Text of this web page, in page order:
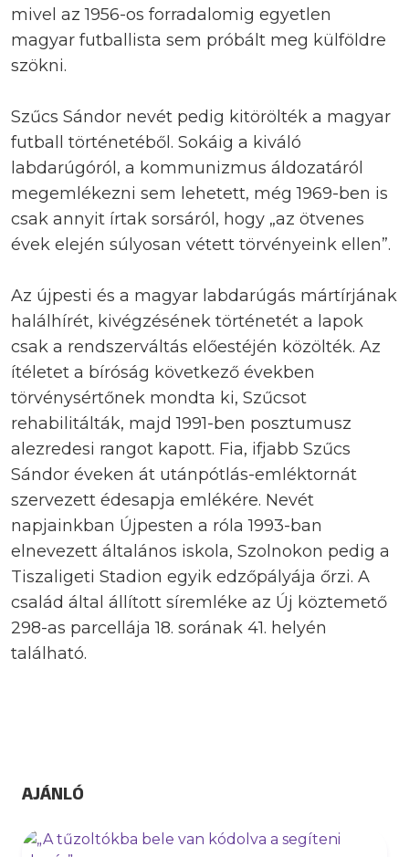
mivel az 1956-os forradalomig egyetlen
magyar futballista sem próbált meg külföldre
szökni.
Szűcs Sándor nevét pedig kitörölték a magyar
futball történetéből. Sokáig a kiváló
labdarúgóról, a kommunizmus áldozatáról
megemlékezni sem lehetett, még 1969-ben is
csak annyit írtak sorsáról, hogy „az ötvenes
évek elején súlyosan vétett törvényeink ellen”.
Az újpesti és a magyar labdarúgás mártírjának
halálhírét, kivégzésének történetét a lapok
csak a rendszerváltás előestéjén közölték. Az
ítéletet a bíróság következő években
törvénysértőnek mondta ki, Szűcsot
rehabilitálták, majd 1991-ben posztumusz
alezredesi rangot kapott. Fia, ifjabb Szűcs
Sándor éveken át utánpótlás-emléktornát
szervezett édesapja emlékére. Nevét
napjainkban Újpesten a róla 1993-ban
elnevezett általános iskola, Szolnokon pedig a
Tiszaligeti Stadion egyik edzőpályája őrzi. A
család által állított síremléke az Új köztemető
298-as parcellája 18. sorának 41. helyén
található.
AJÁNLÓ